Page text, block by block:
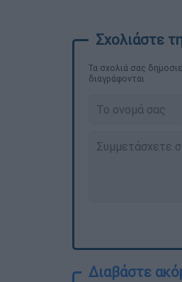
Τα σχολιά σας
διαγράφονται
Διαβάστε